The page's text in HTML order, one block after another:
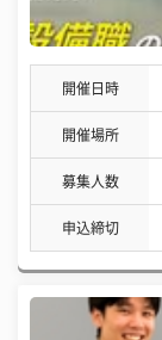
開催日時
開催場所
募集人数
申込締切